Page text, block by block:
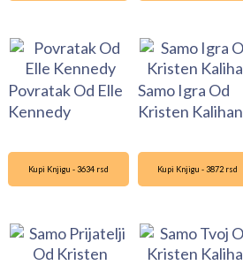
Povratak Od Elle
Kennedy
Samo Igra Od
Kristen Kalihan
Kupi Knjigu - 3634 rsd Kupi Knjigu - 3872 rsd